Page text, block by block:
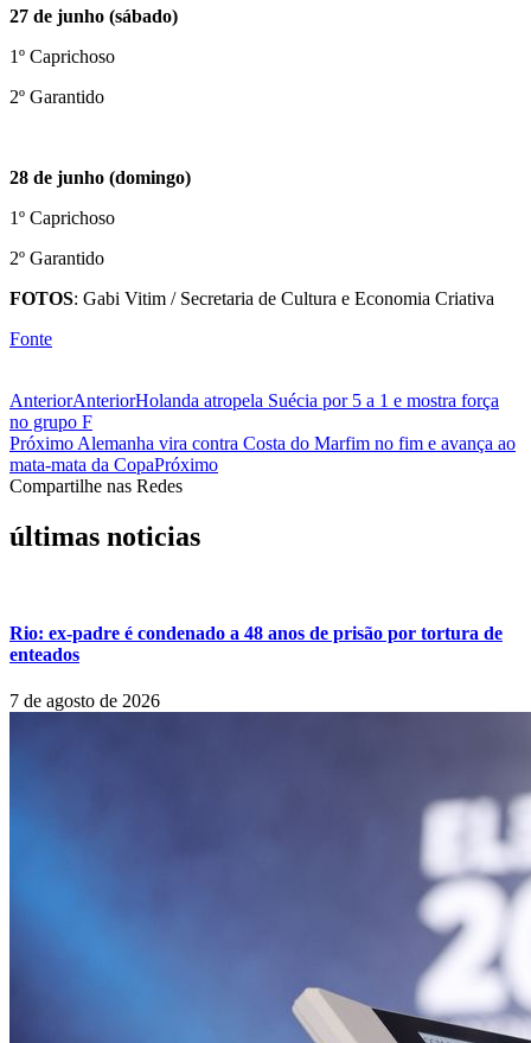
27 de junho (sábado)
1º Caprichoso
2º Garantido
28 de junho (domingo)
1º Caprichoso
2º Garantido
FOTOS: Gabi Vitim / Secretaria de Cultura e Economia Criativa
Fonte
AnteriorAnteriorHolanda atropela Suécia por 5 a 1 e mostra força
no grupo F
Próximo Alemanha vira contra Costa do Marfim no fim e avança ao
mata-mata da CopaPróximo
Compartilhe nas Redes
últimas noticias
Rio: ex-padre é condenado a 48 anos de prisão por tortura de
enteados
7 de agosto de 2026